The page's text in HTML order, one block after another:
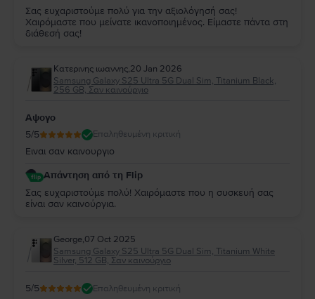
Σας ευχαριστούμε πολύ για την αξιολόγησή σας!
Χαιρόμαστε που μείνατε ικανοποιημένος. Είμαστε πάντα στη
διάθεσή σας!
Κατερινης ιωαννης,20 Jan 2026
Samsung Galaxy S25 Ultra 5G Dual Sim, Titanium Black,
256 GB, Σαν καινούργιο
Αψογο
5/5 Επαληθευμένη κριτική
Ειναι σαν καινουργιο
Απάντηση από τη Flip
Σας ευχαριστούμε πολύ! Χαιρόμαστε που η συσκευή σας
είναι σαν καινούργια.
George,07 Oct 2025
Samsung Galaxy S25 Ultra 5G Dual Sim, Titanium White
Silver, 512 GB, Σαν καινούργιο
5/5 Επαληθευμένη κριτική